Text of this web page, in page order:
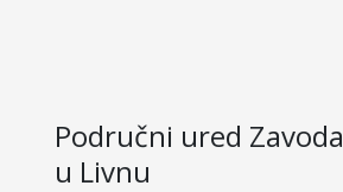
Područni ured Zavoda
u Livnu